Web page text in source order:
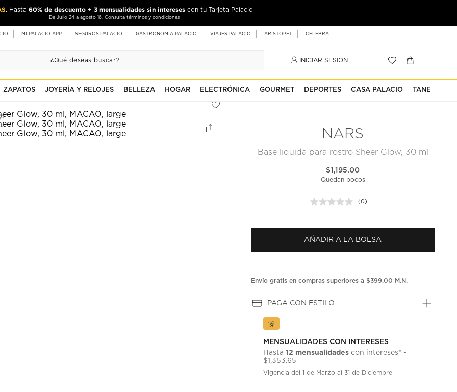
. Hasta 60% de descuento + 3 mensualidades sin intereses con tu Tarjeta Palacio
De Julio 24 a agosto 16. Consulta términos y condiciones
MI PALACIO APP SEGUROS PALACIO GASTRONOMÍA PALACIO VIAJES PALACIO ARISTOPET CELEBRA
INICIAR SESIÓN
ZAPATOS JOYERÍA Y RELOJES BELLEZA HOGAR ELECTRÓNICA GOURMET DEPORTES CASA PALACIO TANE
NARS
Base liquida para rostro Sheer Glow, 30 ml
$1,195.00
Quedan pocos
Sin
en
la
página.
(0)
AÑADIR A LA BOLSA
Envío gratis en compras superiores a $399.00 M.N.
PAGA CON ESTILO
MENSUALIDADES CON INTERESES
Hasta12 mensualidades con intereses* -
$1,353.65
Vigencia del 1 de Marzo al 31 de Diciembre